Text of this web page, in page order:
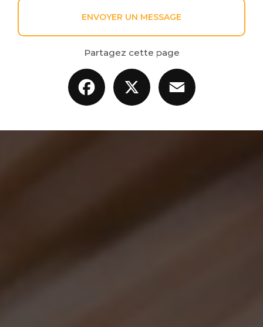
ENVOYER UN MESSAGE
Partagez cette page
Facebook